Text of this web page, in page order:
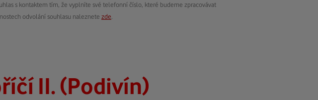
s kontaktem tím, že vyplníte své telefonní číslo, které budeme zpracovávat
odvolání souhlasu naleznete zde
II. (Podivín)